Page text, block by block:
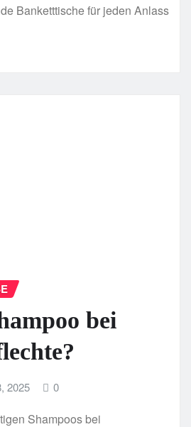
Banketttische für jeden Anlass
bei
2025 0
Shampoos bei